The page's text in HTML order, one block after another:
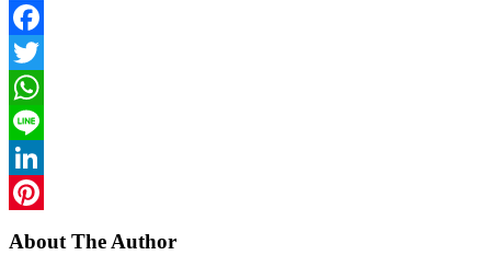
Facebook
Twitter
WhatsApp
Line
LinkedIn
About The Author